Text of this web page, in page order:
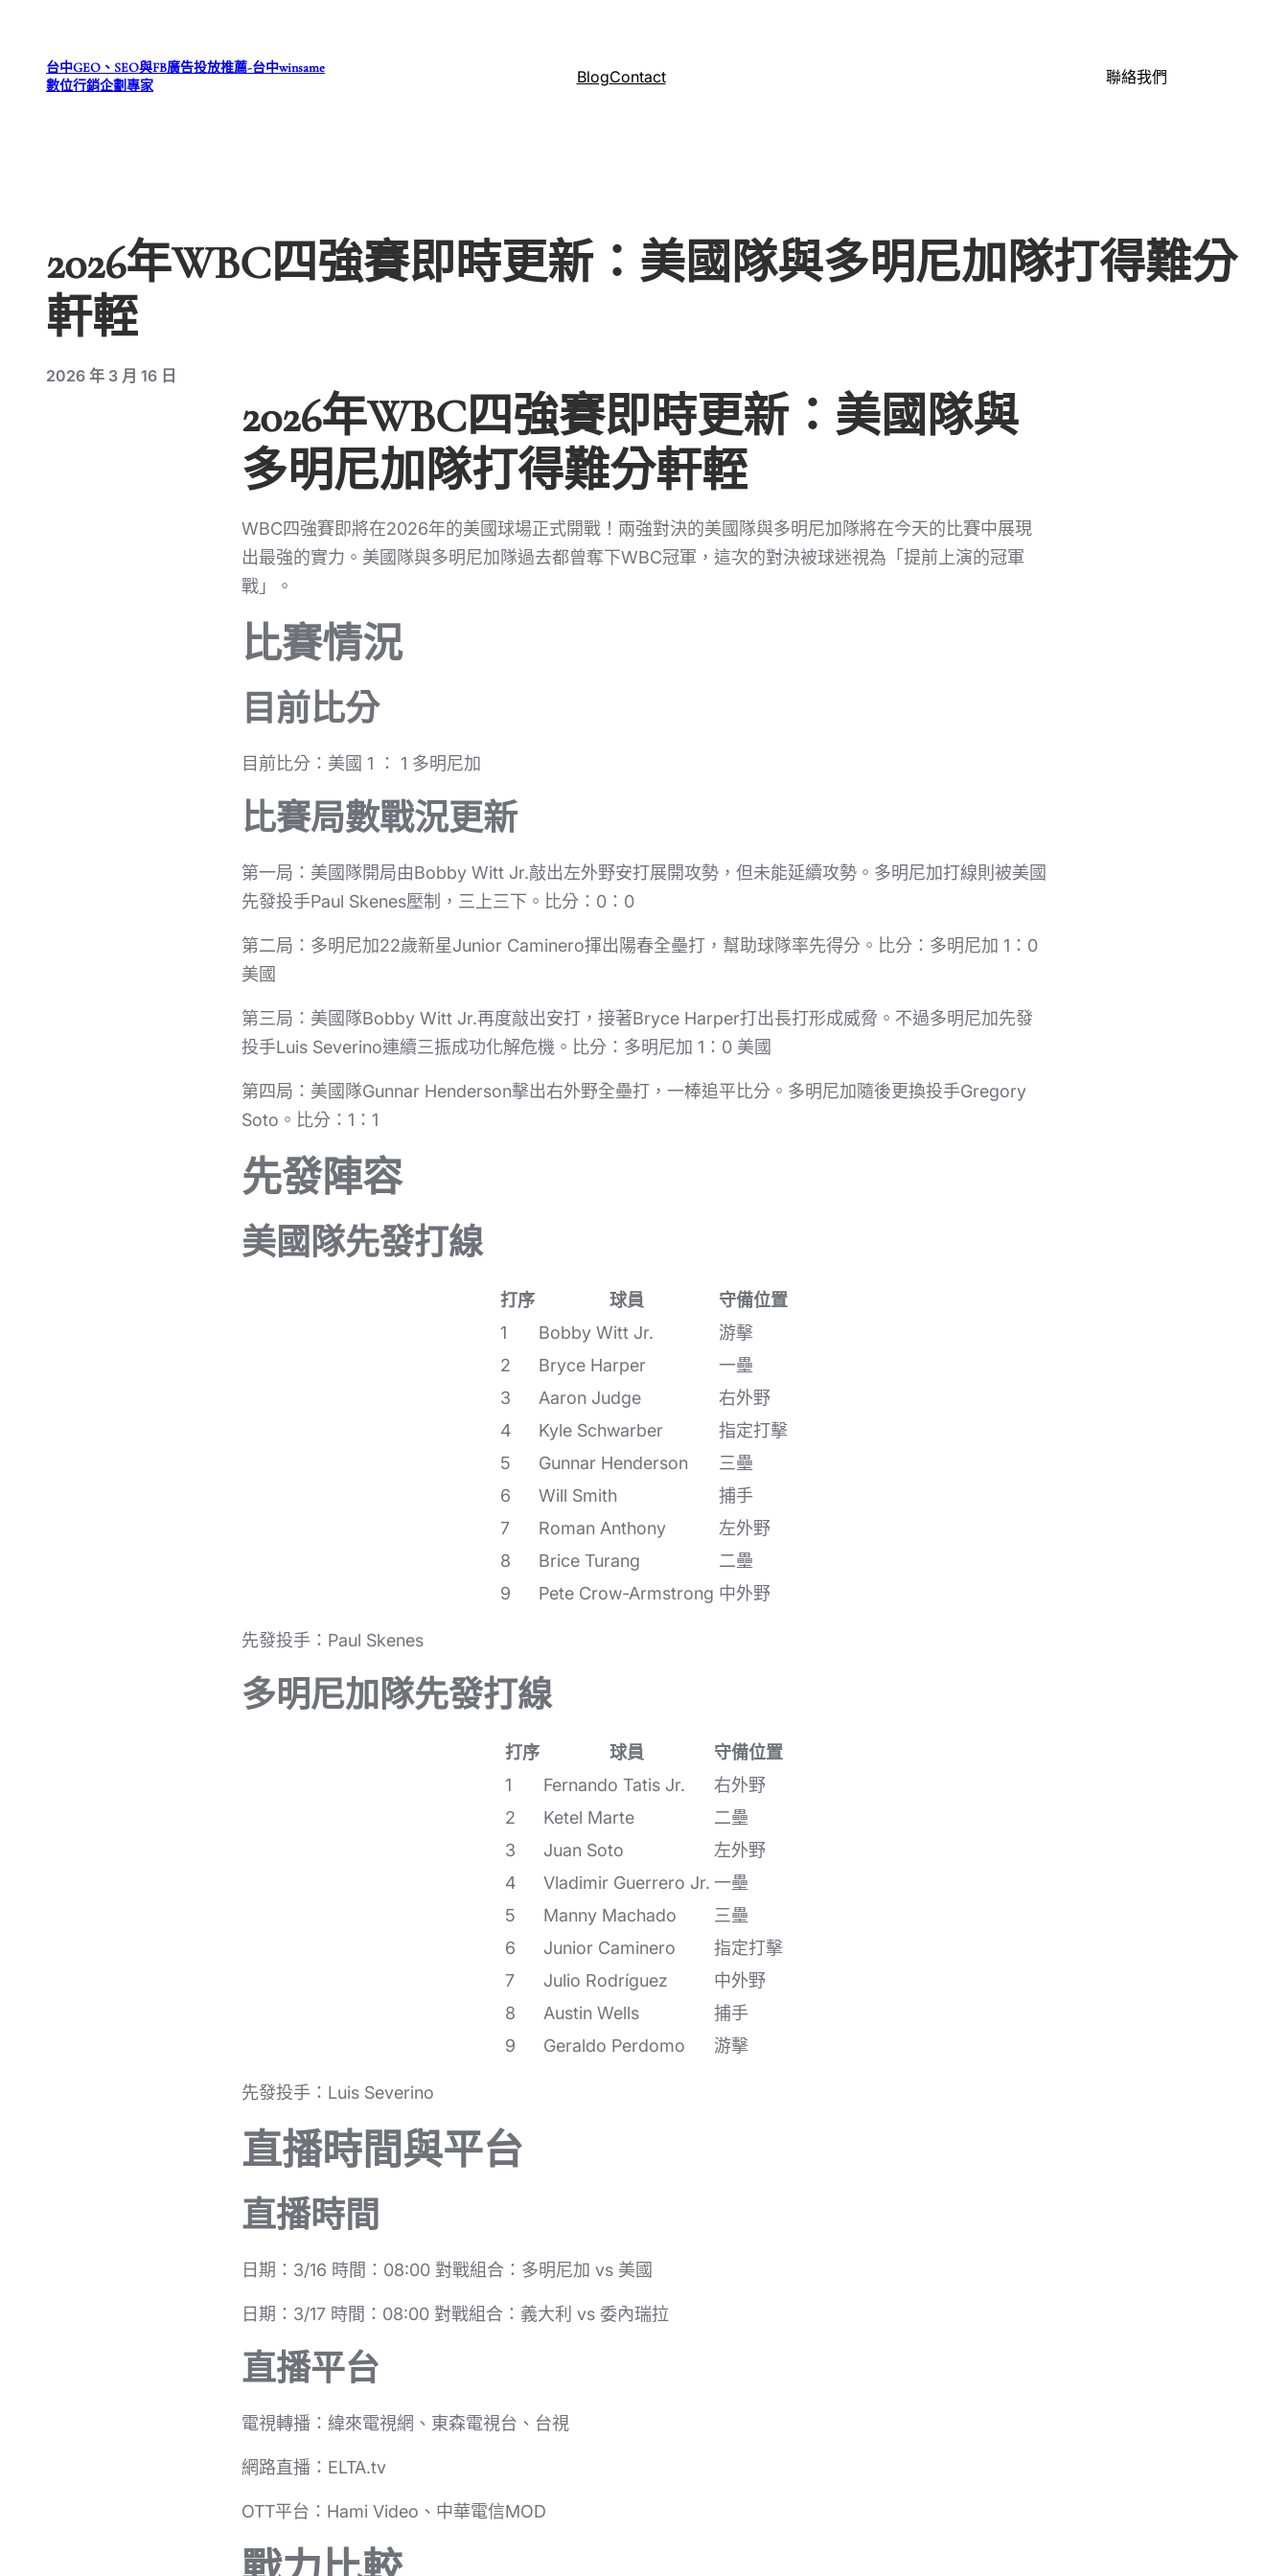
台中GEO、SEO與FB廣告投放推薦-台中winsame
數位行銷企劃專家
BlogContact 聯絡我們
2026年WBC四強賽即時更新：美國隊與多明尼加隊打得難分
軒輊
2026 年 3 月 16 日
2026年WBC四強賽即時更新：美國隊與
多明尼加隊打得難分軒輊
WBC四強賽即將在2026年的美國球場正式開戰！兩強對決的美國隊與多明尼加隊將在今天的比賽中展現
出最強的實力。美國隊與多明尼加隊過去都曾奪下WBC冠軍，這次的對決被球迷視為「提前上演的冠軍
戰」。
比賽情況
目前比分
目前比分：美國 1 ： 1 多明尼加
比賽局數戰況更新
第一局：美國隊開局由Bobby Witt Jr.敲出左外野安打展開攻勢，但未能延續攻勢。多明尼加打線則被美國
先發投手Paul Skenes壓制，三上三下。比分：0：0
第二局：多明尼加22歲新星Junior Caminero揮出陽春全壘打，幫助球隊率先得分。比分：多明尼加 1：0
美國
第三局：美國隊Bobby Witt Jr.再度敲出安打，接著Bryce Harper打出長打形成威脅。不過多明尼加先發
投手Luis Severino連續三振成功化解危機。比分：多明尼加 1：0 美國
第四局：美國隊Gunnar Henderson擊出右外野全壘打，一棒追平比分。多明尼加隨後更換投手Gregory
Soto。比分：1：1
先發陣容
美國隊先發打線
打序 球員
守備位置
1
Bobby Witt Jr.
游擊
2
Bryce Harper
一壘
3
Aaron Judge
右外野
4
Kyle Schwarber
指定打擊
5
Gunnar Henderson
三壘
6
Will Smith
捕手
7
Roman Anthony
左外野
8
Brice Turang
二壘
9
Pete Crow-Armstrong 中外野
先發投手：Paul Skenes
多明尼加隊先發打線
打序 球員
守備位置
1
Fernando Tatis Jr.
右外野
2
Ketel Marte
二壘
3
Juan Soto
左外野
4
Vladimir Guerrero Jr. 一壘
5
Manny Machado
三壘
6
Junior Caminero
指定打擊
7
Julio Rodríguez
中外野
8
Austin Wells
捕手
9
Geraldo Perdomo 游擊
先發投手：Luis Severino
直播時間與平台
直播時間
日期：3/16 時間：08:00 對戰組合：多明尼加 vs 美國
日期：3/17 時間：08:00 對戰組合：義大利 vs 委內瑞拉
直播平台
電視轉播：緯來電視網、東森電視台、台視
網路直播：ELTA.tv
OTT平台：Hami Video、中華電信MOD